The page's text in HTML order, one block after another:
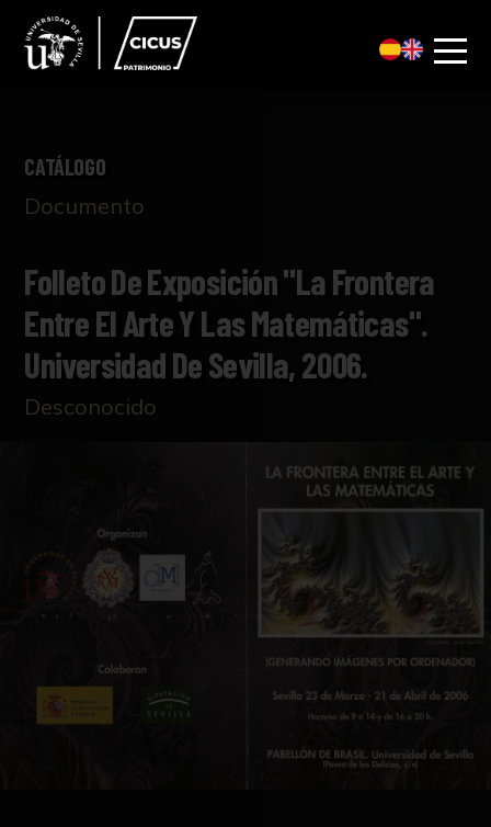
CATÁLOGO
Documento
Folleto De Exposición "La Frontera
Entre El Arte Y Las Matemáticas".
Universidad De Sevilla, 2006.
Desconocido